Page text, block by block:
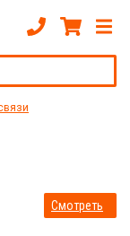
Смотреть
стоимость